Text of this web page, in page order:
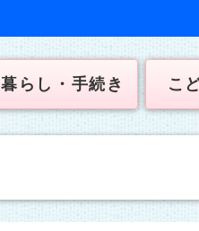
暮らし・手続き こ